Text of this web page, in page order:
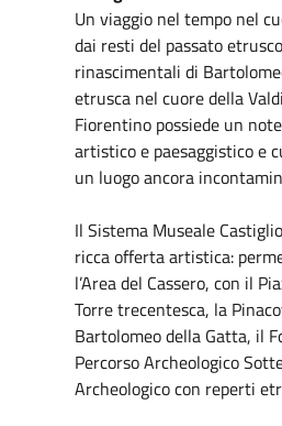
Un viaggio nel tempo nel
dai resti del passato
rinascimentali di
etrusca nel cuore della
Fiorentino possiede un
artistico e paesaggistico e
un luogo ancora
Il Sistema Museale
ricca offerta artistica:
l’Area del Cassero, con il
Torre trecentesca, la
Bartolomeo della Gatta, il
Percorso Archeologico
Archeologico con reperti